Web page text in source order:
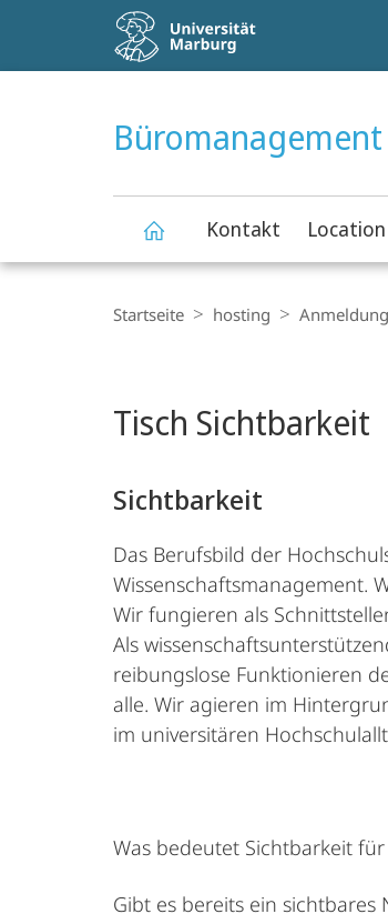
HIGH-CONTRAST VERSION
SUCHE UND
Kontakt Location
Navigation
Startseite hosting
Tisch Sichtbarkeit
Sichtbarkeit
Das Berufsbild der
Wissenschaftsmanagement.
Wir fungieren als
Als
reibungslose Funktionieren
alle. Wir agieren im
im universitären
Was bedeutet Sichtbarkeit
Gibt es bereits ein